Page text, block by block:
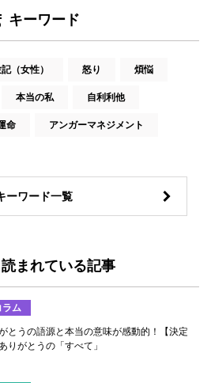
キーワード
（女性） 怒り 煩悩
本当の私 自利利他
命 アンガーマネジメント
ーワード一覧
まれている記事
ラム
とうの語源と本当の意味が感動的！【決定
りがとうの「すべて」